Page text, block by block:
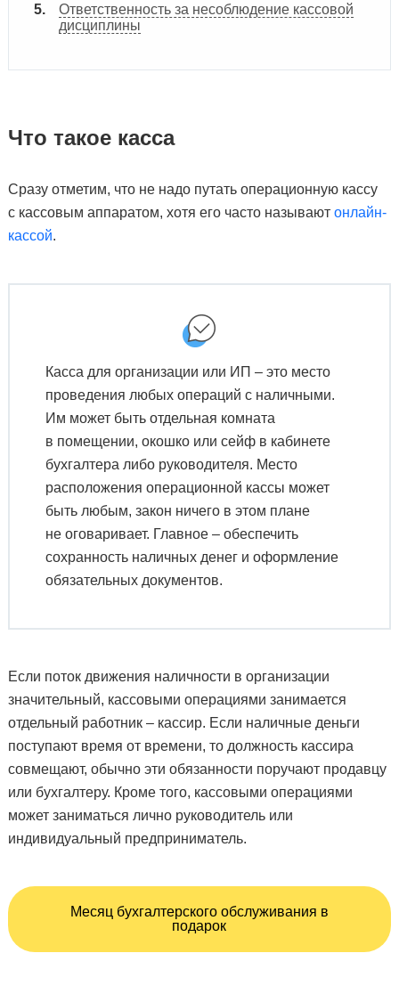
Ответственность за несоблюдение кассовой
дисциплины
Что такое касса
Сразу отметим, что не надо путать операционную кассу
с кассовым аппаратом, хотя его часто называют онлайн-
кассой.
Касса для организации или ИП – это место
проведения любых операций с наличными.
Им может быть отдельная комната
в помещении, окошко или сейф в кабинете
бухгалтера либо руководителя. Место
расположения операционной кассы может
быть любым, закон ничего в этом плане
не оговаривает. Главное – обеспечить
сохранность наличных денег и оформление
обязательных документов.
Если поток движения наличности в организации
значительный, кассовыми операциями занимается
отдельный работник – кассир. Если наличные деньги
поступают время от времени, то должность кассира
совмещают, обычно эти обязанности поручают продавцу
или бухгалтеру. Кроме того, кассовыми операциями
может заниматься лично руководитель или
индивидуальный предприниматель.
Месяц бухгалтерского обслуживания в
подарок